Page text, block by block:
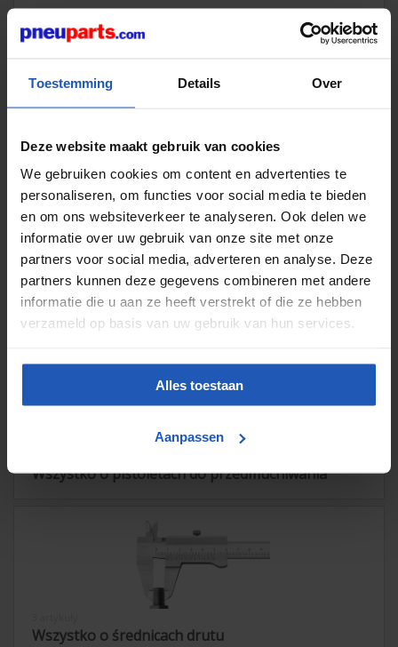
Toestemming Details Over
Deze website maakt gebruik van cookies
We gebruiken cookies om content en advertenties te
personaliseren, om functies voor social media te bieden
en om ons websiteverkeer te analyseren. Ook delen we
informatie over uw gebruik van onze site met onze
partners voor social media, adverteren en analyse. Deze
partners kunnen deze gegevens combineren met andere
informatie die u aan ze heeft verstrekt of die ze hebben
verzameld op basis van uw gebruik van hun services.
Alles toestaan
Aanpassen
Wszystko o skrótach
2 artykuły
Wszystko o technice próżniowej
Wszystko o pistoletach do przedmuchiwania
Wszystko o średnicach drutu